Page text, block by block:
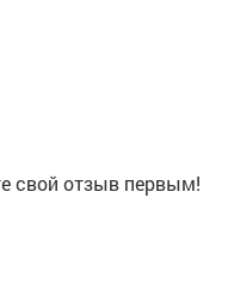
свой отзыв первым!